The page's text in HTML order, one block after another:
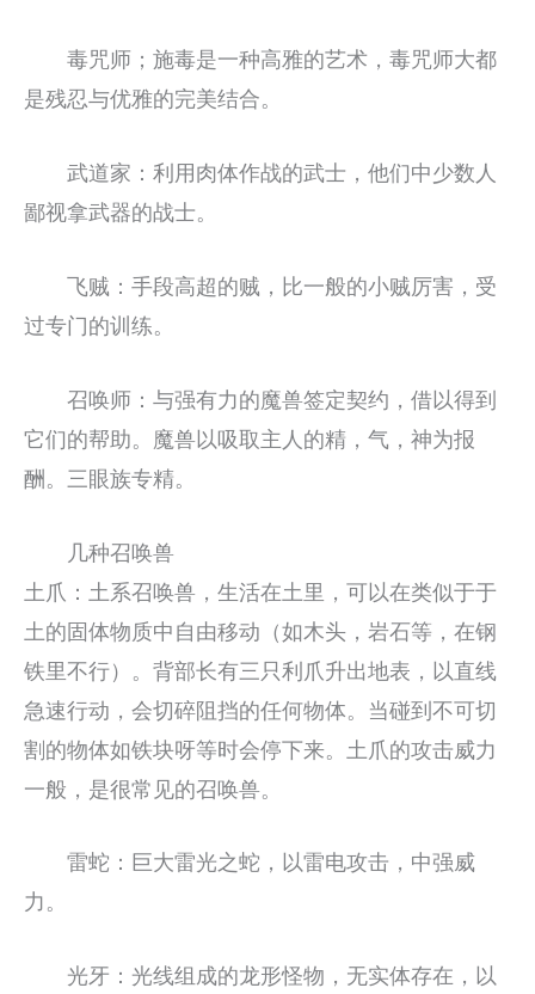
毒咒师；施毒是一种高雅的艺术，毒咒师大都
是残忍与优雅的完美结合。
武道家：利用肉体作战的武士，他们中少数人
鄙视拿武器的战士。
飞贼：手段高超的贼，比一般的小贼厉害，受
过专门的训练。
召唤师：与强有力的魔兽签定契约，借以得到
它们的帮助。魔兽以吸取主人的精，气，神为报
酬。三眼族专精。
几种召唤兽
土爪：土系召唤兽，生活在土里，可以在类似于于
土的固体物质中自由移动（如木头，岩石等，在钢
铁里不行）。背部长有三只利爪升出地表，以直线
急速行动，会切碎阻挡的任何物体。当碰到不可切
割的物体如铁块呀等时会停下来。土爪的攻击威力
一般，是很常见的召唤兽。
雷蛇：巨大雷光之蛇，以雷电攻击，中强威
力。
光牙：光线组成的龙形怪物，无实体存在，以